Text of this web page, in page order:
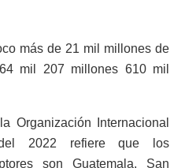
más de 21 mil millones de
mil 207 millones 610 mil
Organización Internacional
2022 refiere que los
son Guatemala, San